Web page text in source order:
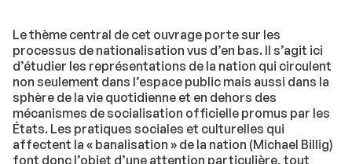
Le thème central de cet ouvrage porte sur les
processus de nationalisation vus d’en bas. Il s’agit ici
d’étudier les représentations de la nation qui circulent
non seulement dans l’espace public mais aussi dans la
sphère de la vie quotidienne et en dehors des
mécanismes de socialisation officielle promus par les
États. Les pratiques sociales et culturelles qui
affectent la « banalisation » de la nation (Michael Billig)
font donc l’objet d’une attention particulière, tout